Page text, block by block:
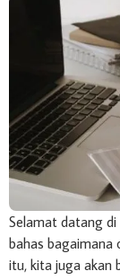
Selamat datang di
bahas bagaimana
itu, kita juga akan